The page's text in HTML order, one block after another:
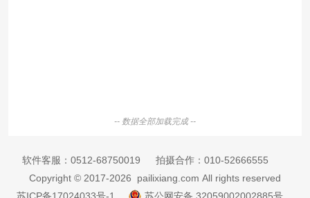
-- 数据全部加载完成 --
软件客服： 0512-68750019 拍摄合作： 010-52666555
Copyright © 2017-2026 pailixiang.com All rights reserved
苏ICP备17024033号-1
苏公网安备 32059002002885号